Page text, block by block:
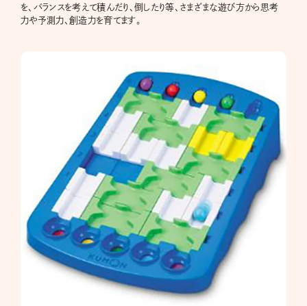
を、バランスを考えて積んだり、倒したり等、さまざまな遊び方から思考
力や予測力、創造力を育てます。